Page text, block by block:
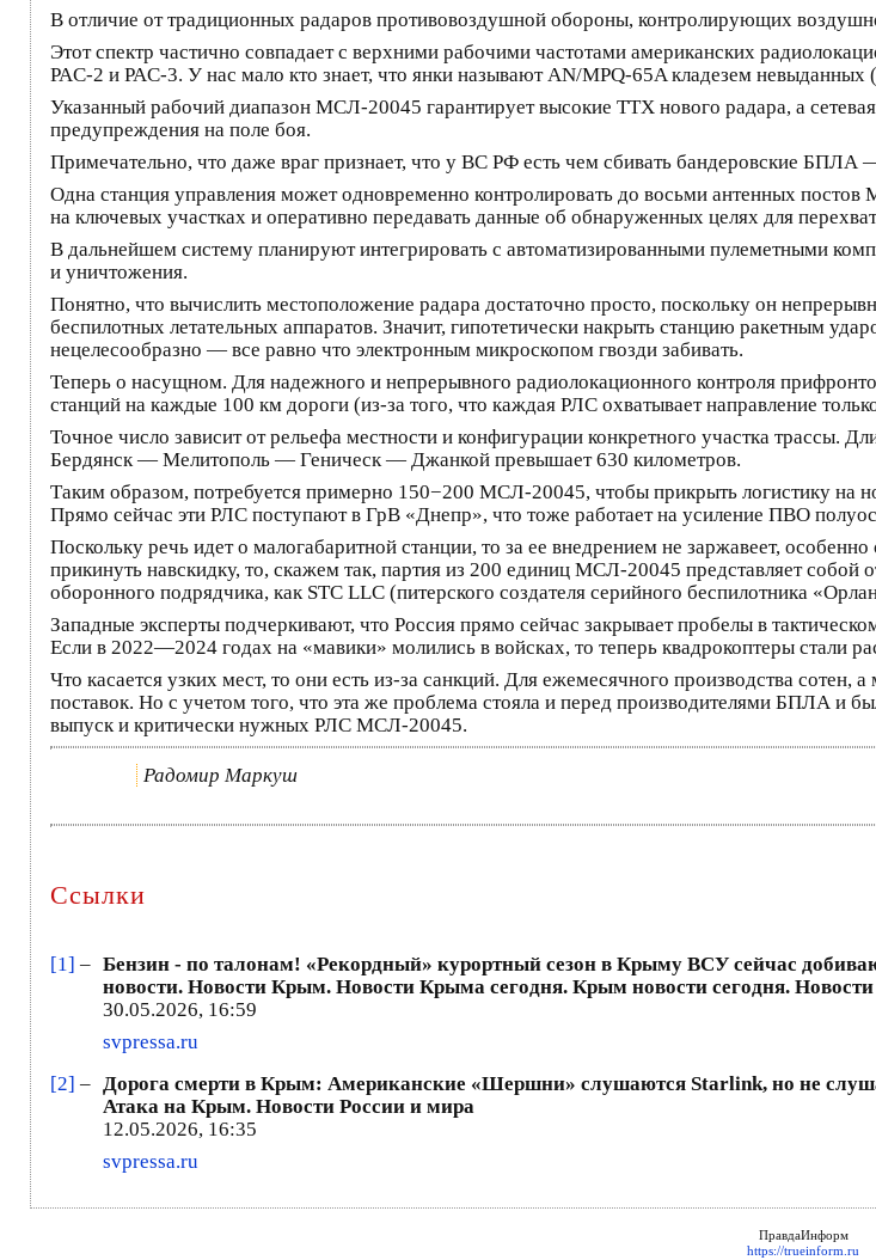
В отличие от традиционных радаров противовоздушной обороны, контролирующих
Этот спектр частично совпадает с верхними рабочими частотами американских
PAC-2 и PAC-3. У нас мало кто знает, что янки называют AN/MPQ-65A кладезем невыданных
Указанный рабочий диапазон МСЛ-20045 гарантирует высокие ТТХ нового радара, а
предупреждения на поле боя.
Примечательно, что даже враг признает, что у ВС РФ есть чем сбивать бандеровские
Одна станция управления может одновременно контролировать до восьми антенных
на ключевых участках и оперативно передавать данные об обнаруженных целях для
В дальнейшем систему планируют интегрировать с автоматизированными пулеметными
и уничтожения.
Понятно, что вычислить местоположение радара достаточно просто, поскольку он
беспилотных летательных аппаратов. Значит, гипотетически накрыть станцию ракетным
нецелесообразно — все равно что электронным микроскопом гвозди забивать.
Теперь о насущном. Для надежного и непрерывного радиолокационного контроля
станций на каждые 100 км дороги (из-за того, что каждая РЛС охватывает направление
Точное число зависит от рельефа местности и конфигурации конкретного участка
Бердянск — Мелитополь — Геническ — Джанкой превышает 630 километров.
Таким образом, потребуется примерно 150−200 МСЛ-20045, чтобы прикрыть логистику на
Прямо сейчас эти РЛС поступают в ГрВ «Днепр», что тоже работает на усиление ПВО
Поскольку речь идет о малогабаритной станции, то за ее внедрением не заржавеет,
прикинуть навскидку, то, скажем так, партия из 200 единиц МСЛ-20045 представляет собой
оборонного подрядчика, как STC LLC (питерского создателя серийного беспилотника
Западные эксперты подчеркивают, что Россия прямо сейчас закрывает пробелы в
Если в 2022—2024 годах на «мавики» молились в войсках, то теперь квадрокоптеры
Что касается узких мест, то они есть из-за санкций. Для ежемесячного производства сотен,
поставок. Но с учетом того, что эта же проблема стояла и перед производителями БПЛА и
выпуск и критически нужных РЛС МСЛ-20045.
Радомир Маркуш
Ссылки
[1] – Бензин - по талонам! «Рекордный» курортный сезон в Крыму ВСУ сейчас
новости. Новости Крым. Новости Крыма сегодня. Крым новости сегодня.
30.05.2026, 16:59
svpressa.ru
[2] – Дорога смерти в Крым: Американские «Шершни» слушаются Starlink, но не
Атака на Крым. Новости России и мира
12.05.2026, 16:35
svpressa.ru
ПравдаИнформ
https://trueinform.ru